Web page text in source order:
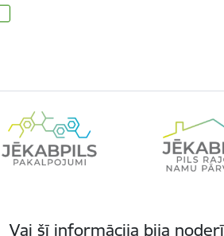
Vai šī informācija bija